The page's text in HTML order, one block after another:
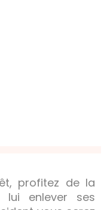
profitez de la
enlever ses